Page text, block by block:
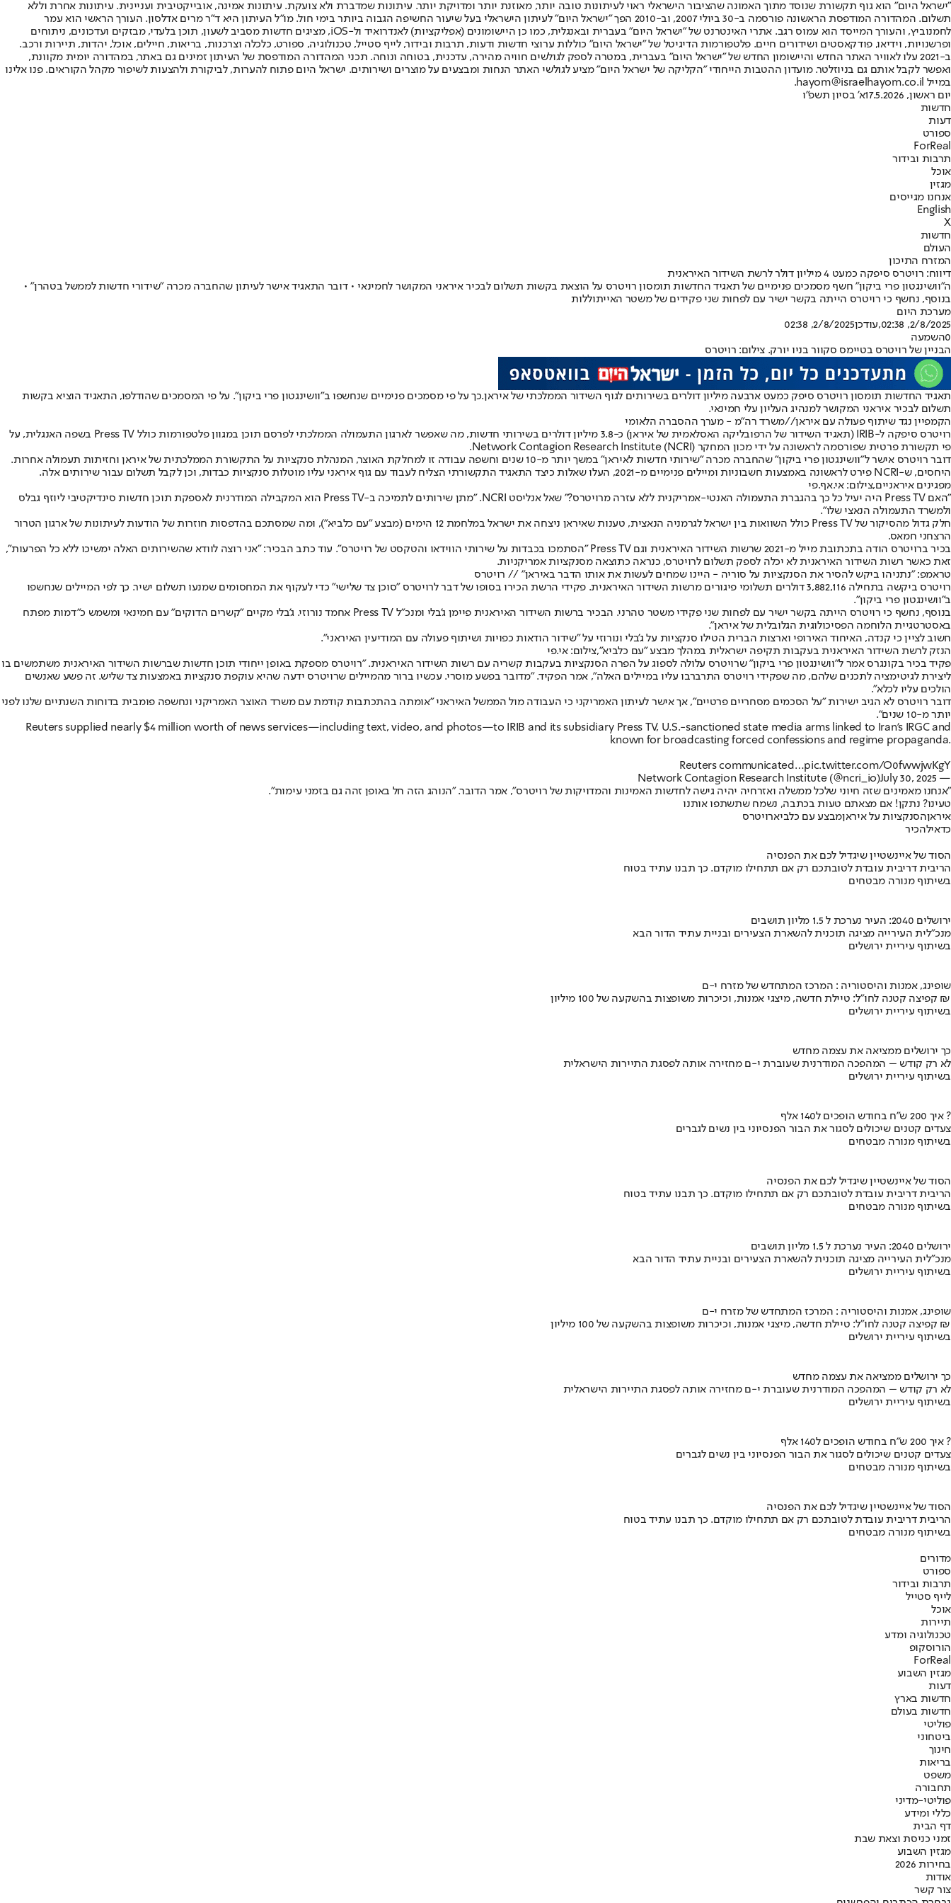
"ישראל היום" הוא גוף תקשורת שנוסד מתוך האמונה שהציבור הישראלי ראוי לעיתונות טובה יותר, מאוזנת יותר ומדויקת יותר. עיתונות שמדברת ולא צועקת. עיתונות אמינה, אובייקטיבית ועניינית. עיתונות אחרת וללא
תשלום. המהדורה המודפסת הראשונה פורסמה ב-30 ביולי 2007, וב-2010 הפך "ישראל היום" לעיתון הישראלי בעל שיעור החשיפה הגבוה ביותר בימי חול. מו"ל העיתון היא ד"ר מרים אדלסון. העורך הראשי הוא עמר
לחמנוביץ, והעורך המייסד הוא עמוס רגב. אתרי האינטרנט של "ישראל היום" בעברית ובאנגלית, כמו כן היישומונים (אפליקציות) לאנדרואיד ול-iOS, מציגים חדשות מסביב לשעון, תוכן בלעדי, מבזקים ועדכונים, ניתוחים
ופרשנויות, וידיאו, פודקאסטים ושידורים חיים. פלטפורמות הדיגיטל של "ישראל היום" כוללות ערוצי חדשות ודעות, תרבות ובידור, לייף סטייל, טכנולוגיה, ספורט, כלכלה וצרכנות, בריאות, חיילים, אוכל, יהדות, תיירות ורכב.
ב-2021 עלו לאוויר האתר החדש והיישומון החדש של "ישראל היום" בעברית, במטרה לספק לגולשים חוויה מהירה, עדכנית, בטוחה ונוחה. תכני המהדורה המודפסת של העיתון זמינים גם באתר, במהדורה יומית מקוונת,
ואפשר לקבל אותם גם בניוזלטר. מועדון ההטבות הייחודי "הקליקה של ישראל היום" מציע לגולשי האתר הנחות ומבצעים על מוצרים ושירותים. ישראל היום פתוח להערות, לביקורת ולהצעות לשיפור מקהל הקוראים. פנו אלינו
במייל hayom@israelhayom.co.il.
יום ראשון, 17.5.2026
א' בסיון תשפ"ו
חדשות
דעות
ספורט
ForReal
תרבות ובידור
אוכל
מגזין
אנחנו מגייסים
English
X
חדשות
העולם
המזרח התיכון
דיווח: רויטרס סיפקה כמעט 4 מיליון דולר לרשת השידור האיראנית
ה"וושינגטון פרי ביקון" חשף מסמכים פנימיים של תאגיד החדשות תומסון רויטרס על הוצאת בקשות תשלום לבכיר איראני המקושר לחמינאי • דובר התאגיד אישר לעיתון שהחברה מכרה "שידורי חדשות לממשל בטהרן" •
בנוסף, נחשף כי רויטרס הייתה בקשר ישיר עם לפחות שני פקידים של משטר האייתוללות
מערכת היום
2/8/2025, 02:38
,עודכן2/8/2025, 02:38
0השמעה
הבניין של רויטרס בטיימס סקוור בניו יורק. צילום: רויטרס
תאגיד החדשות תומסון רויטרס סיפק כמעט ארבעה מיליון דולרים בשירותים לגוף השידור הממלכתי של איראן.כך על פי מסמכים פנימיים שנחשפו ב"וושינגטון פרי ביקון". על פי המסמכים שהודלפו, התאגיד הוציא בקשות
תשלום לבכיר איראני המקושר למנהיג העליון עלי חמינאי.
הקמפיין נגד שיתוף פעולה עם איראן//משרד רה"מ - מערך ההסברה הלאומי
רויטרס סיפקה ל-IRIB (תאגיד השידור של הרפובליקה האסלאמית של איראן) כ-3.8 מיליון דולרים בשירותי חדשות, מה שאפשר לארגון התעמולה הממלכתי לפרסם תוכן במגוון פלטפורמות כולל Press TV בשפה האנגלית, על
פי תקשורת פרטית שפורסמה לראשונה על ידי מכון המחקר Network Contagion Research Institute (NCRI).
דובר רויטרס אישר ל"וושינגטון פרי ביקון" שהחברה מכרה "שירותי חדשות לאיראן" במשך יותר מ-10 שנים וחשפה עבודה זו למחלקת האוצר, המנהלת סנקציות על התקשורת הממלכתית של איראן וחזיתות תעמולה אחרות.
היחסים, ש-NCRI פירט לראשונה באמצעות חשבוניות ומיילים פנימיים מ-2021, העלו שאלות כיצד התאגיד התקשורתי הצליח לעבוד עם גוף איראני עליו מוטלות סנקציות כבדות, וכן לקבל תשלום עבור שירותים אלה.
מפגינים איראניים,צילום: אי.אף.פי
"האם Press TV היה יעיל כל כך בהגברת התעמולה האנטי-אמריקנית ללא עזרה מרויטרס?" שאל אנליסט NCRI. "מתן שירותים לתמיכה ב-Press TV הוא המקבילה המודרנית לאספקת תוכן חדשות סינדיקטיבי ליוזף גבלס
ולמשרד התעמולה הנאצי שלו".
חלק גדול מהסיקור של Press TV כולל השוואות בין ישראל לגרמניה הנאצית, טענות שאיראן ניצחה את ישראל במלחמת 12 הימים (מבצע "עם כלביא"), ומה שמסתכם בהדפסות חוזרות של הודעות לעיתונות של ארגון הטרור
הרצחני חמאס.
בכיר ברויטרס הודה בתכתובת מייל מ-2021 שרשות השידור האיראנית וגם Press TV "הסתמכו בכבדות על שירותי הווידאו והטקסט של רויטרס". עוד כתב הבכיר: "אני רוצה לוודא שהשירותים האלה ימשיכו ללא כל הפרעות",
זאת כאשר רשות השידור האיראנית לא יכלה לספק תשלום לרויטרס, כנראה כתוצאה מסנקציות אמריקניות.
טראמפ: "נתניהו ביקש להסיר את הסנקציות על סוריה - היינו שמחים לעשות את אותו הדבר באיראן" // רויטרס
רויטרס ביקשה בתחילה 3,882,116 דולרים תשלומי פיגורים מרשות השידור האיראנית. פקידי הרשת הכירו בסופו של דבר לרויטרס "סוכן צד שלישי" כדי לעקוף את המחסומים שמנעו תשלום ישיר. כך לפי המיילים שנחשפו
ב"וושינגטון פרי ביקון".
בנוסף, נחשף כי רויטרס הייתה בקשר ישיר עם לפחות שני פקידי משטר טהרני. הבכיר ברשות השידור האיראנית פיימן ג'בלי ומנכ"ל Press TV אחמד נורוזי. ג'בלי מקיים "קשרים הדוקים" עם חמינאי ומשמש כ"דמות מפתח
באסטרטגיית הלוחמה הפסיכולוגית הגלובלית של איראן".
חשוב לציין כי קנדה, האיחוד האירופי וארצות הברית הטילו סנקציות על ג'בלי ונורוזי על "שידור הודאות כפויות ושיתוף פעולה עם המודיעין האיראני".
הנזק לרשת השידור האיראנית בעקבות תקיפה ישראלית במהלך מבצע "עם כלביא",צילום: אי.פי
פקיד בכיר בקונגרס אמר ל"וושינגטון פרי ביקון" שרויטרס עלולה לספוג על הפרה הסנקציות בעקבות קשריה עם רשות השידור האיראנית. "רויטרס מספקת באופן ייחודי תוכן חדשות שברשות השידור האיראנית משתמשים בו
ליצירת לגיטימציה לתכנים שלהם, מה שפקידי רויטרס התרברבו עליו במיילים האלה", אמר הפקיד. "מדובר בפשע מוסרי. עכשיו ברור מהמיילים שרויטרס ידעה שהיא עוקפת סנקציות באמצעות צד שליש. זה פשע שאנשים
הולכים עליו לכלא".
דובר רויטרס לא הגיב ישירות "על הסכמים מסחריים פרטיים", אך אישר לעיתון האמריקני כי העבודה מול הממשל האיראני "אומתה בהתכתבות קודמת עם משרד האוצר האמריקני ונחשפה פומבית בדוחות השנתיים שלנו לפני
יותר מ-10 שנים".
Reuters supplied nearly $4 million worth of news services—including text, video, and photos—to IRIB and its subsidiary Press TV, U.S.-sanctioned state media arms linked to Iran’s IRGC and
known for broadcasting forced confessions and regime propaganda.
Reuters communicated…pic.twitter.com/O0fwwjwKgY
— Network Contagion Research Institute (@ncri_io)
July 30, 2025
"אנחנו מאמינים שזה חיוני שלכל ממשלה ואזרחיה יהיה גישה לחדשות האמינות והמדויקות של רויטרס", אמר הדובר. "הנוהג הזה חל באופן זהה גם בזמני עימות".
טעינו? נתקן! אם מצאתם טעות בכתבה, נשמח שתשתפו אותנו
איראןהסנקציות על איראןמבצע עם כלביארויטרס
כדאילהכיר
הסוד של איינשטיין שיגדיל לכם את הפנסיה
הריבית דריבית עובדת לטובתכם רק אם תתחילו מוקדם. כך תבנו עתיד בטוח
בשיתוף מנורה מבטחים
ירושלים 2040: העיר נערכת ל 1.5 מליון תושבים
מנכ"לית העירייה מציגה תוכנית להשארת הצעירים ובניית עתיד הדור הבא
בשיתוף עיריית ירושלים
שופינג, אמנות והיסטוריה : המרכז המתחדש של מזרח י-ם
קפיצה קטנה לחו"ל: טיילת חדשה, מיצגי אמנות, וכיכרות משופצות בהשקעה של 100 מיליון ₪
בשיתוף עיריית ירושלים
כך ירושלים ממציאה את עצמה מחדש
לא רק קודש – המהפכה המודרנית שעוברת י-ם מחזירה אותה לפסגת התיירות הישראלית
בשיתוף עיריית ירושלים
איך 200 ש"ח בחודש הופכים ל140 אלף ?
צעדים קטנים שיכולים לסגור את הבור הפנסיוני בין נשים לגברים
בשיתוף מנורה מבטחים
הסוד של איינשטיין שיגדיל לכם את הפנסיה
הריבית דריבית עובדת לטובתכם רק אם תתחילו מוקדם. כך תבנו עתיד בטוח
בשיתוף מנורה מבטחים
ירושלים 2040: העיר נערכת ל 1.5 מליון תושבים
מנכ"לית העירייה מציגה תוכנית להשארת הצעירים ובניית עתיד הדור הבא
בשיתוף עיריית ירושלים
שופינג, אמנות והיסטוריה : המרכז המתחדש של מזרח י-ם
קפיצה קטנה לחו"ל: טיילת חדשה, מיצגי אמנות, וכיכרות משופצות בהשקעה של 100 מיליון ₪
בשיתוף עיריית ירושלים
כך ירושלים ממציאה את עצמה מחדש
לא רק קודש – המהפכה המודרנית שעוברת י-ם מחזירה אותה לפסגת התיירות הישראלית
בשיתוף עיריית ירושלים
איך 200 ש"ח בחודש הופכים ל140 אלף ?
צעדים קטנים שיכולים לסגור את הבור הפנסיוני בין נשים לגברים
בשיתוף מנורה מבטחים
הסוד של איינשטיין שיגדיל לכם את הפנסיה
הריבית דריבית עובדת לטובתכם רק אם תתחילו מוקדם. כך תבנו עתיד בטוח
בשיתוף מנורה מבטחים
מדורים
ספורט
תרבות ובידור
לייף סטייל
אוכל
תיירות
טכנולוגיה ומדע
הורוסקופ
ForReal
מגזין השבוע
דעות
חדשות בארץ
חדשות בעולם
פוליטי
ביטחוני
חינוך
בריאות
משפט
תחבורה
פוליטי-מדיני
כללי ומידע
דף הבית
זמני כניסת וצאת שבת
מגזין השבוע
בחירות 2026
אודות
צור קשר